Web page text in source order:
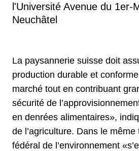
l'Université Avenue du 1er-
Neuchâtel
La paysannerie suisse doit
production durable et
marché tout en contribuant
sécurité de
en denrées alimentaires»,
de l’agriculture. Dans le même
fédéral de l’environnement